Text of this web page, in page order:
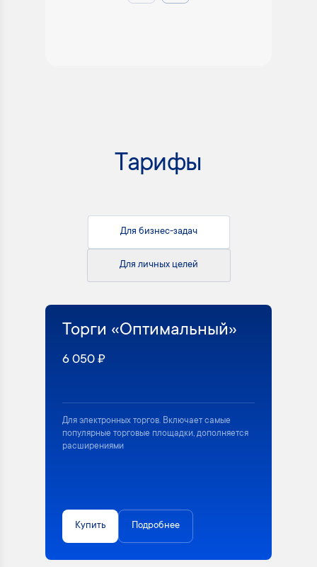
Тарифы
Для бизнес-задач
Для личных целей
Торги «Оптимальный»
6 050 ₽
Для электронных торгов. Включает самые
популярные торговые площадки, дополняется
расширениями
Купить Подробнее